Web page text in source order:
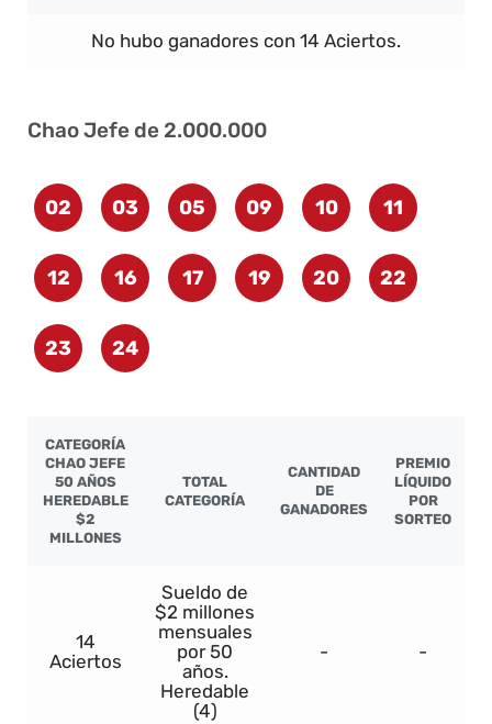
No hubo ganadores con 14 Aciertos.
Chao Jefe de 2.000.000
02 03 05 09 10 11
12 16 17 19 20 22
23 24
CATEGORÍA
CHAO JEFE
50 AÑOS
HEREDABLE
$2
MILLONES
TOTAL
CATEGORÍA
CANTIDAD
DE
GANADORES
PREMIO
LÍQUIDO
POR
SORTEO
14
Aciertos
Sueldo de
$2 millones
mensuales
por 50
años.
Heredable
(4)
- -